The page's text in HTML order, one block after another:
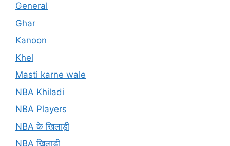
General
Ghar
Kanoon
Khel
Masti karne wale
NBA Khiladi
NBA Players
NBA के खिलाड़ी
NBA खिलाड़ी